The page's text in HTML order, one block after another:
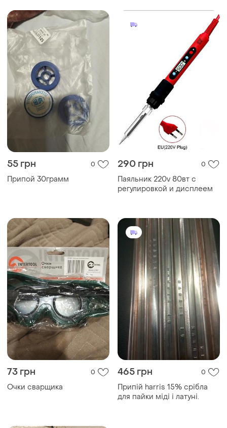
55 грн 0
Припой 30грамм
290 грн 0
Паяльник 220v 80вт с
регулировкой и дисплеем
73 грн 0
Очки сварщика
465 грн 0
Припій harris 15% срібла
для пайки міді і латуні.